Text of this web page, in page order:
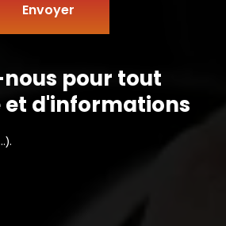
Envoyer
pour tout
et d'informations